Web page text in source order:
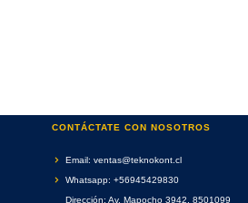
CONTÁCTATE CON NOSOTROS
Email: ventas@teknokont.cl
Whatsapp: +56945429830
Dirección: Av. Mapocho 3942, 8501099